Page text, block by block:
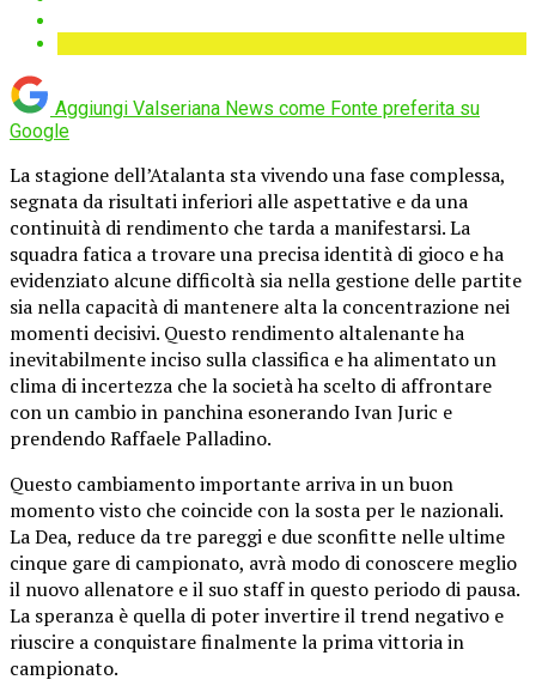
Aggiungi Valseriana News come Fonte preferita su
Google
La stagione dell’Atalanta sta vivendo una fase complessa,
segnata da risultati inferiori alle aspettative e da una
continuità di rendimento che tarda a manifestarsi. La
squadra fatica a trovare una precisa identità di gioco e ha
evidenziato alcune difficoltà sia nella gestione delle partite
sia nella capacità di mantenere alta la concentrazione nei
momenti decisivi. Questo rendimento altalenante ha
inevitabilmente inciso sulla classifica e ha alimentato un
clima di incertezza che la società ha scelto di affrontare
con un cambio in panchina esonerando Ivan Juric e
prendendo Raffaele Palladino.
Questo cambiamento importante arriva in un buon
momento visto che coincide con la sosta per le nazionali.
La Dea, reduce da tre pareggi e due sconfitte nelle ultime
cinque gare di campionato, avrà modo di conoscere meglio
il nuovo allenatore e il suo staff in questo periodo di pausa.
La speranza è quella di poter invertire il trend negativo e
riuscire a conquistare finalmente la prima vittoria in
campionato.